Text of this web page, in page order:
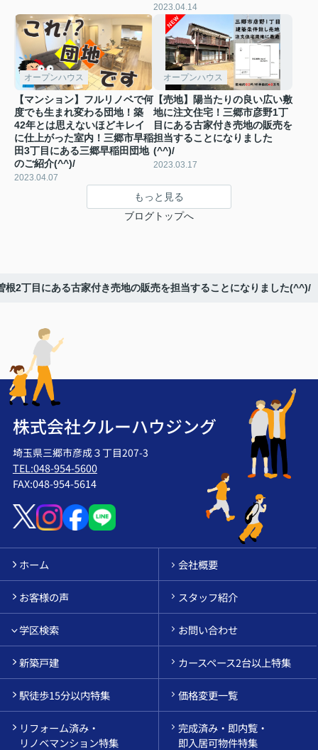
2023.04.14
オープンハウス
【マンション】フルリノベで何
度でも生まれ変わる団地！築
42年とは思えないほどキレイ
に仕上がった室内！三郷市早稲
田3丁目にある三郷早稲田団地
のご紹介(^^)/
2023.04.07
オープンハウス
【売地】陽当たりの良い広い敷
地に注文住宅！三郷市彦野1丁
目にある古家付き売地の販売を
担当することになりました
(^^)/
2023.03.17
もっと見る
ブログトップへ
2丁目にある古家付き売地の販売を担当することになりました(^^)/
株式会社クルーハウジング
埼玉県三郷市彦成３丁目207-3
TEL:048-954-5600
FAX:048-954-5614
ホーム 会社概要
お客様の声 スタッフ紹介
学区検索 お問い合わせ
新築戸建 カースペース2台以上特集
駅徒歩15分以内特集 価格変更一覧
リフォーム済み・
リノベマンション特集
完成済み・即内覧・
即入居可物件特集